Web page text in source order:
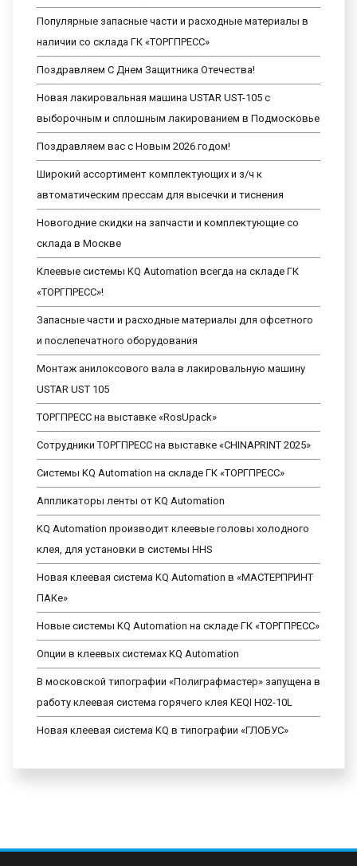
Популярные запасные части и расходные материалы в
наличии со склада ГК «ТОРГПРЕСС»
Поздравляем С Днем Защитника Отечества!
Новая лакировальная машина USTAR UST-105 с
выборочным и сплошным лакированием в Подмосковье
Поздравляем вас с Новым 2026 годом!
Широкий ассортимент комплектующих и з/ч к
автоматическим прессам для высечки и тиснения
Новогодние скидки на запчасти и комплектующие со
склада в Москве
Клеевые системы KQ Automation всегда на складе ГК
«ТОРГПРЕСС»!
Запасные части и расходные материалы для офсетного
и послепечатного оборудования
Монтаж анилоксового вала в лакировальную машину
USTAR UST 105
ТОРГПРЕСС на выставке «RosUpack»
Сотрудники ТОРГПРЕСС на выставке «CHINAPRINT 2025»
Системы KQ Automation на складе ГК «ТОРГПРЕСС»
Аппликаторы ленты от KQ Automation
KQ Automation производит клеевые головы холодного
клея, для установки в системы HHS
Новая клеевая система KQ Automation в «МАСТЕРПРИНТ
ПАКе»
Новые системы KQ Automation на складе ГК «ТОРГПРЕСС»
Опции в клеевых системах KQ Automation
В московской типографии «Полиграфмастер» запущена в
работу клеевая система горячего клея KEQI H02-10L
Новая клеевая система KQ в типографии «ГЛОБУС»